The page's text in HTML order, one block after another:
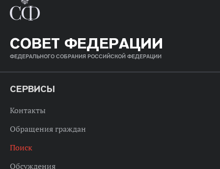
СОВЕТ ФЕДЕРАЦИИ
ФЕДЕРАЛЬНОГО СОБРАНИЯ РОССИЙСКОЙ ФЕДЕРАЦИИ
СЕРВИСЫ
Контакты
Обращения граждан
Поиск
Обсуждения